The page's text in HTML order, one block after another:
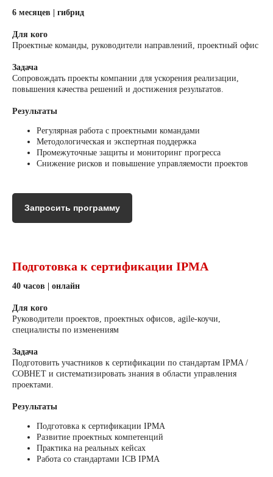
6 месяцев | гибрид
Для кого
Проектные команды, руководители направлений, проектный офис
Задача
Сопровождать проекты компании для ускорения реализации,
повышения качества решений и достижения результатов.
Результаты
Регулярная работа с проектными командами
Методологическая и экспертная поддержка
Промежуточные защиты и мониторинг прогресса
Снижение рисков и повышение управляемости проектов
Запросить программу
Подготовка к сертификации IPMA
40 часов | онлайн
Для кого
Руководители проектов, проектных офисов, agile-коучи,
специалисты по изменениям
Задача
Подготовить участников к сертификации по стандартам IPMA /
СОВНЕТ и систематизировать знания в области управления
проектами.
Результаты
Подготовка к сертификации IPMA
Развитие проектных компетенций
Практика на реальных кейсах
Работа со стандартами ICB IPMA